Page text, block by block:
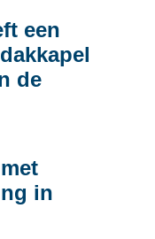
een
de
in